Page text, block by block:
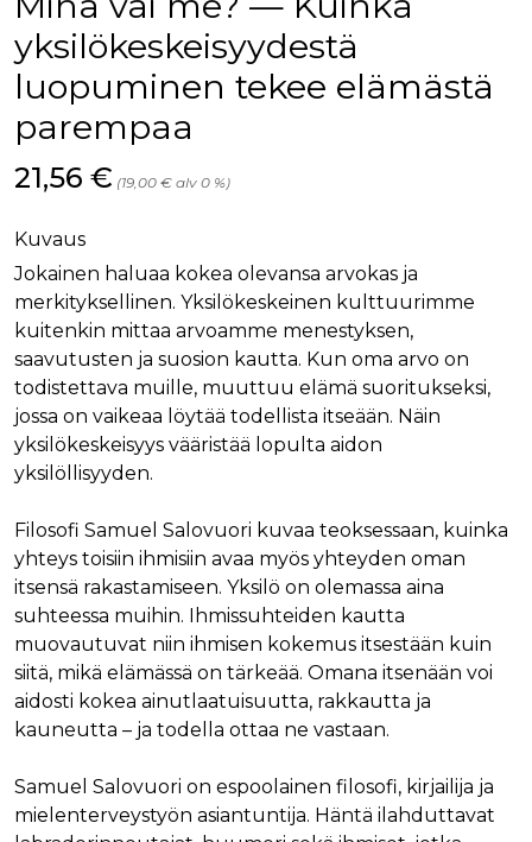
yksilökeskeisyydestä
luopuminen tekee elämästä
parempaa
Hinta nyt
21,56 € (19,00 € alv 0 %)
Kuvaus
Jokainen haluaa kokea olevansa arvokas ja
merkityksellinen. Yksilökeskeinen kulttuurimme
kuitenkin mittaa arvoamme menestyksen,
saavutusten ja suosion kautta. Kun oma arvo on
todistettava muille, muuttuu elämä suoritukseksi,
jossa on vaikeaa löytää todellista itseään. Näin
yksilökeskeisyys vääristää lopulta aidon
yksilöllisyyden.
Filosofi Samuel Salovuori kuvaa teoksessaan, kuinka
yhteys toisiin ihmisiin avaa myös yhteyden oman
itsensä rakastamiseen. Yksilö on olemassa aina
suhteessa muihin. Ihmissuhteiden kautta
muovautuvat niin ihmisen kokemus itsestään kuin
siitä, mikä elämässä on tärkeää. Omana itsenään voi
aidosti kokea ainutlaatuisuutta, rakkautta ja
kauneutta – ja todella ottaa ne vastaan.
Samuel Salovuori on espoolainen filosofi, kirjailija ja
mielenterveystyön asiantuntija. Häntä ilahduttavat